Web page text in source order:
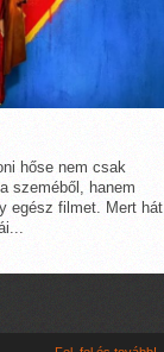
hőse nem csak
szeméből, hanem
egész filmet. Mert hát